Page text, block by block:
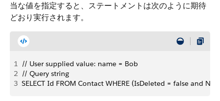
当な値を指定すると、ステートメントは次のように期待
どおり実行されます。
1 // User supplied value: name = Bob
2 // Query string
3 SELECT Id FROM Contact WHERE (IsDeleted = false and